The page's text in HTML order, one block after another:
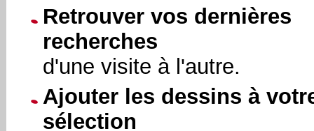
Retrouver vos dernières
recherches
d'une visite à l'autre.
Ajouter les dessins à
sélection